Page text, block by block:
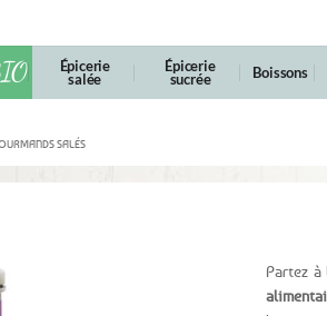
Épicerie
salée
Épicerie
sucrée Boissons
SALÉS
Partez